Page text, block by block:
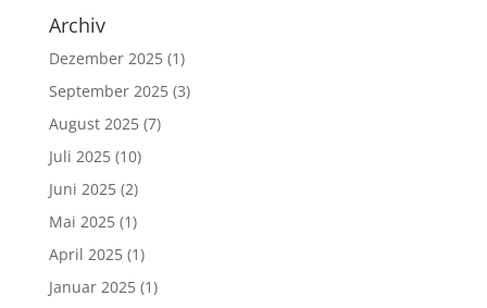
Archiv
Dezember 2025(1)
September 2025(3)
August 2025(7)
Juli 2025(10)
Juni 2025(2)
Mai 2025(1)
April 2025(1)
Januar 2025(1)